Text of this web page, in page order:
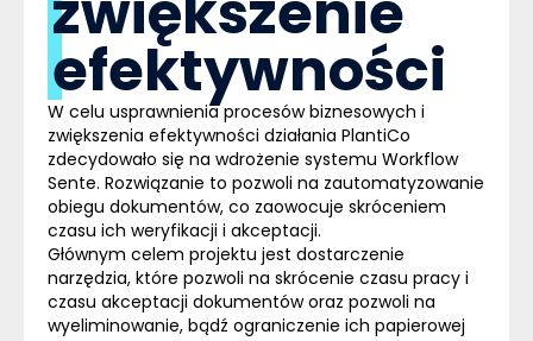
efektywności
W celu usprawnienia procesów biznesowych i
zwiększenia efektywności działania PlantiCo
zdecydowało się na wdrożenie systemu Workflow
Sente. Rozwiązanie to pozwoli na zautomatyzowanie
obiegu dokumentów, co zaowocuje skróceniem
czasu ich weryfikacji i akceptacji.
Głównym celem projektu jest dostarczenie
narzędzia, które pozwoli na skrócenie czasu pracy i
czasu akceptacji dokumentów oraz pozwoli na
wyeliminowanie, bądź ograniczenie ich papierowej